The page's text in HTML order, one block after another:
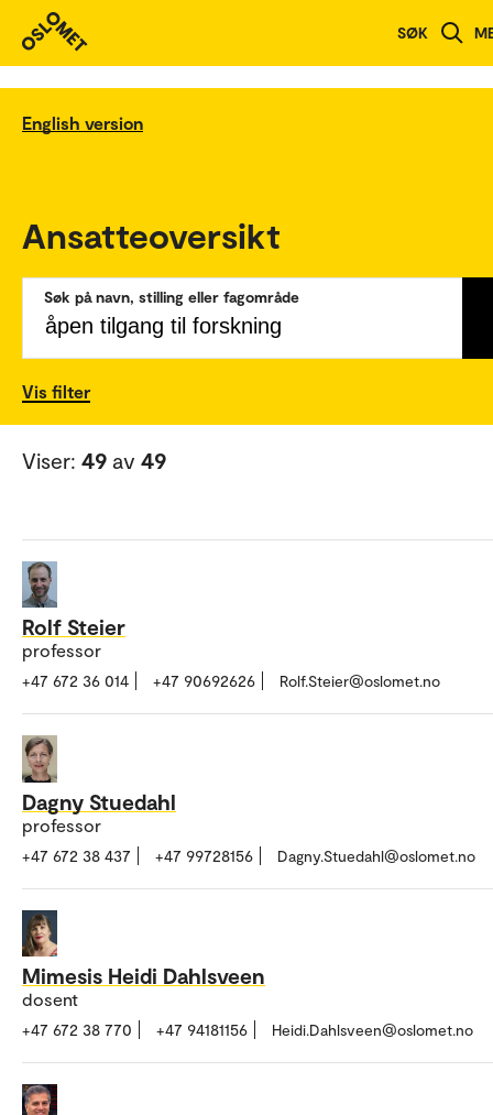
SØK
English version
Ansatteoversikt
Søk på navn, stilling eller fagområde
Vis filter
Viser: 49 av 49
Rolf Steier
professor
+47 672 36 014 +47 90692626 Rolf.Steier@oslomet.no
Dagny Stuedahl
professor
+47 672 38 437 +47 99728156 Dagny.Stuedahl@oslomet.no
Mimesis Heidi Dahlsveen
dosent
+47 672 38 770 +47 94181156 Heidi.Dahlsveen@oslomet.no